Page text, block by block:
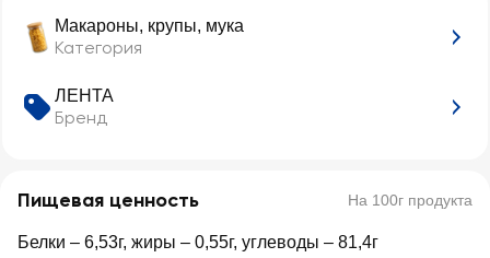
Макароны, крупы, мука
Категория
ЛЕНТА
Бренд
Пищевая ценность На 100г продукта
Белки – 6,53г, жиры – 0,55г, углеводы – 81,4г